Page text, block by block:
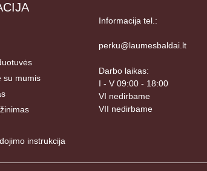
su mumis
instrukcija
Informacija tel.:
perku@laumesbaldai.lt
Darbo laikas:
I - V 09:00 - 18:00
VI nedirbame
VII nedirbame